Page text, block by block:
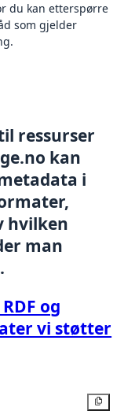
du kan etterspørre
som gjelder
ressurser
kan
i
hvilken
man
og
vi støtter